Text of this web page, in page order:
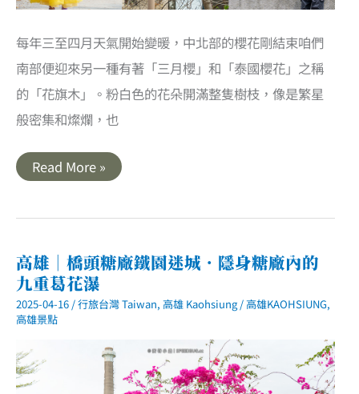
每年三至四月天氣開始變暖，中北部的櫻花剛結束咱們
南部便迎來另一種有著「三月櫻」和「泰國櫻花」之稱
的「花旗木」。粉白色的花朵開滿整隻樹枝，像是繁星
般密集和燦爛，也
一
起
三
高
雄
旗
山
美
濃
旗
木
懶
人
Read More »
高雄｜橋頭糖廠鐵園迷城．隱身糖廠內的
九重葛花瀑
2025-04-16 /行旅台灣 Taiwan, 高雄 Kaohsiung /高雄KAOHSIUNG,
高雄景點